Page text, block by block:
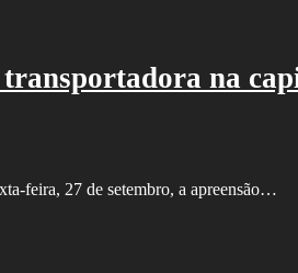
transportadora na
feira, 27 de setembro, a apreensão…